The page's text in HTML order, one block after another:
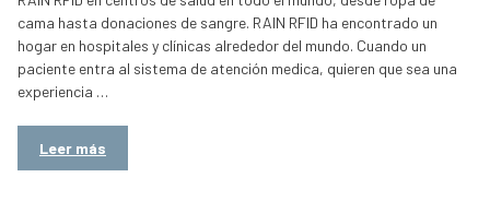
cama hasta donaciones de sangre. RAIN RFID ha encontrado un
hogar en hospitales y clínicas alrededor del mundo. Cuando un
paciente entra al sistema de atención medica, quieren que sea una
experiencia …
Leer más